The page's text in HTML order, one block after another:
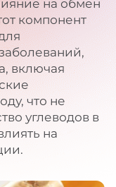
на обмен
компонент
включая
что не
углеводов в
на